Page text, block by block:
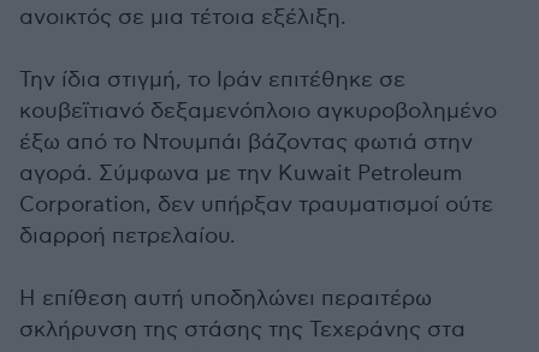
ανοικτός σε μια τέτοια εξέλιξη.
Την ίδια στιγμή, το Ιράν επιτέθηκε σε
κουβεϊτιανό δεξαμενόπλοιο αγκυροβολημένο
έξω από το Ντουμπάι βάζοντας φωτιά στην
αγορά. Σύμφωνα με την Kuwait Petroleum
Corporation, δεν υπήρξαν τραυματισμοί ούτε
διαρροή πετρελαίου.
Η επίθεση αυτή υποδηλώνει περαιτέρω
σκλήρυνση της στάσης της Τεχεράνης στα